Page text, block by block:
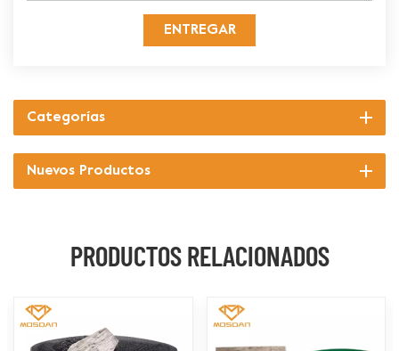
ENTREGAR
Categorías
Nuevos Productos
PRODUCTOS RELACIONADOS